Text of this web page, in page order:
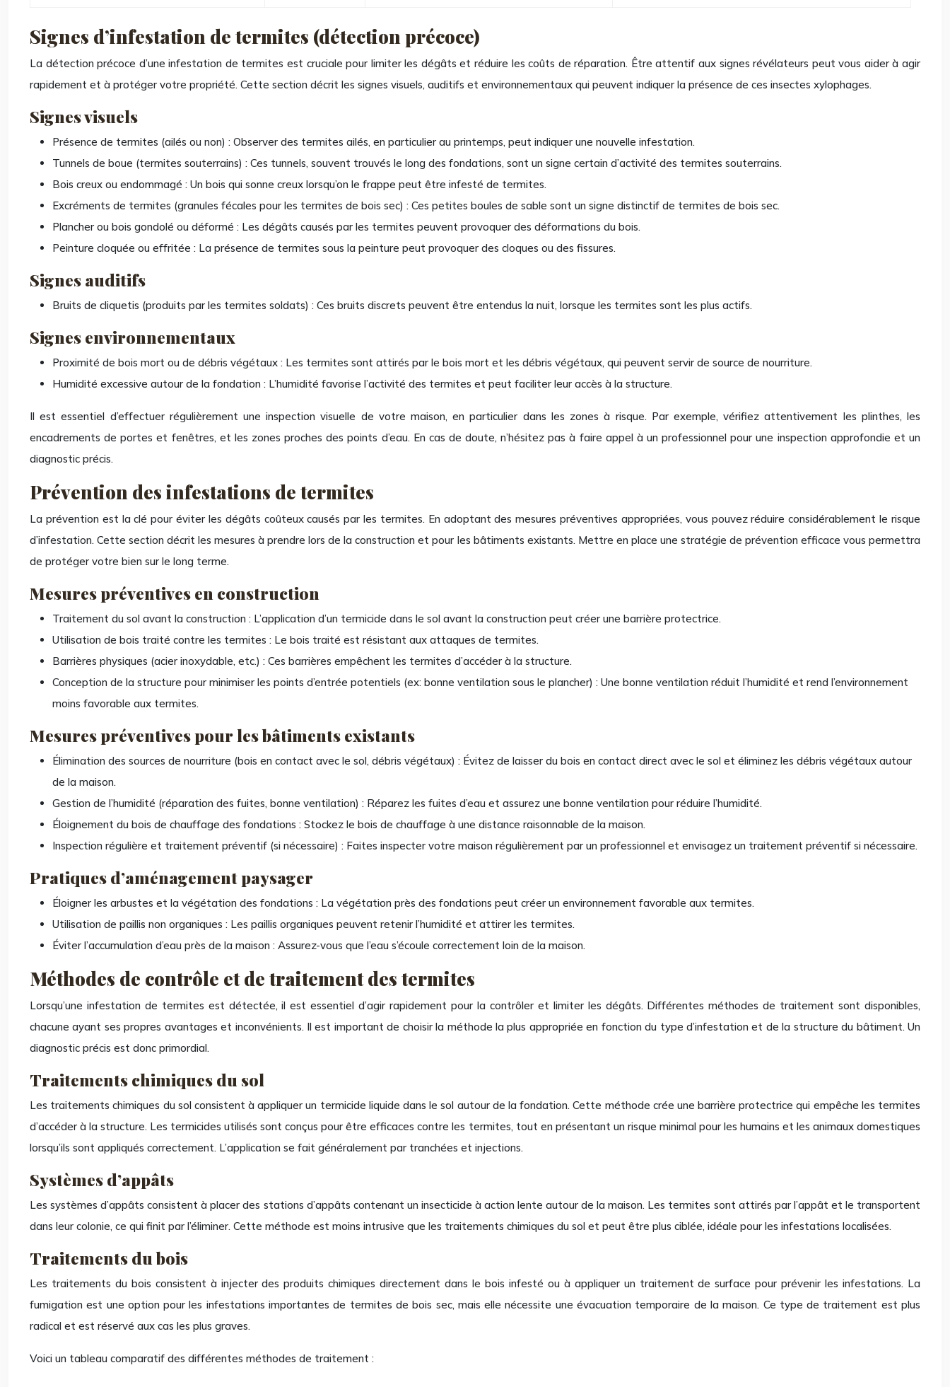
Signes d’infestation de termites (détection précoce)
La détection précoce d’une infestation de termites est cruciale pour limiter les dégâts et réduire les coûts de réparation. Être attentif aux signes révélateurs peut vous aider à agir
rapidement et à protéger votre propriété. Cette section décrit les signes visuels, auditifs et environnementaux qui peuvent indiquer la présence de ces insectes xylophages.
Signes visuels
Présence de termites (ailés ou non) : Observer des termites ailés, en particulier au printemps, peut indiquer une nouvelle infestation.
Tunnels de boue (termites souterrains) : Ces tunnels, souvent trouvés le long des fondations, sont un signe certain d’activité des termites souterrains.
Bois creux ou endommagé : Un bois qui sonne creux lorsqu’on le frappe peut être infesté de termites.
Excréments de termites (granules fécales pour les termites de bois sec) : Ces petites boules de sable sont un signe distinctif de termites de bois sec.
Plancher ou bois gondolé ou déformé : Les dégâts causés par les termites peuvent provoquer des déformations du bois.
Peinture cloquée ou effritée : La présence de termites sous la peinture peut provoquer des cloques ou des fissures.
Signes auditifs
Bruits de cliquetis (produits par les termites soldats) : Ces bruits discrets peuvent être entendus la nuit, lorsque les termites sont les plus actifs.
Signes environnementaux
Proximité de bois mort ou de débris végétaux : Les termites sont attirés par le bois mort et les débris végétaux, qui peuvent servir de source de nourriture.
Humidité excessive autour de la fondation : L’humidité favorise l’activité des termites et peut faciliter leur accès à la structure.
Il est essentiel d’effectuer régulièrement une inspection visuelle de votre maison, en particulier dans les zones à risque. Par exemple, vérifiez attentivement les plinthes, les
encadrements de portes et fenêtres, et les zones proches des points d’eau. En cas de doute, n’hésitez pas à faire appel à un professionnel pour une inspection approfondie et un
diagnostic précis.
Prévention des infestations de termites
La prévention est la clé pour éviter les dégâts coûteux causés par les termites. En adoptant des mesures préventives appropriées, vous pouvez réduire considérablement le risque
d’infestation. Cette section décrit les mesures à prendre lors de la construction et pour les bâtiments existants. Mettre en place une stratégie de prévention efficace vous permettra
de protéger votre bien sur le long terme.
Mesures préventives en construction
Traitement du sol avant la construction : L’application d’un termicide dans le sol avant la construction peut créer une barrière protectrice.
Utilisation de bois traité contre les termites : Le bois traité est résistant aux attaques de termites.
Barrières physiques (acier inoxydable, etc.) : Ces barrières empêchent les termites d’accéder à la structure.
Conception de la structure pour minimiser les points d’entrée potentiels (ex: bonne ventilation sous le plancher) : Une bonne ventilation réduit l’humidité et rend l’environnement
moins favorable aux termites.
Mesures préventives pour les bâtiments existants
Élimination des sources de nourriture (bois en contact avec le sol, débris végétaux) : Évitez de laisser du bois en contact direct avec le sol et éliminez les débris végétaux autour
de la maison.
Gestion de l’humidité (réparation des fuites, bonne ventilation) : Réparez les fuites d’eau et assurez une bonne ventilation pour réduire l’humidité.
Éloignement du bois de chauffage des fondations : Stockez le bois de chauffage à une distance raisonnable de la maison.
Inspection régulière et traitement préventif (si nécessaire) : Faites inspecter votre maison régulièrement par un professionnel et envisagez un traitement préventif si nécessaire.
Pratiques d’aménagement paysager
Éloigner les arbustes et la végétation des fondations : La végétation près des fondations peut créer un environnement favorable aux termites.
Utilisation de paillis non organiques : Les paillis organiques peuvent retenir l’humidité et attirer les termites.
Éviter l’accumulation d’eau près de la maison : Assurez-vous que l’eau s’écoule correctement loin de la maison.
Méthodes de contrôle et de traitement des termites
Lorsqu’une infestation de termites est détectée, il est essentiel d’agir rapidement pour la contrôler et limiter les dégâts. Différentes méthodes de traitement sont disponibles,
chacune ayant ses propres avantages et inconvénients. Il est important de choisir la méthode la plus appropriée en fonction du type d’infestation et de la structure du bâtiment. Un
diagnostic précis est donc primordial.
Traitements chimiques du sol
Les traitements chimiques du sol consistent à appliquer un termicide liquide dans le sol autour de la fondation. Cette méthode crée une barrière protectrice qui empêche les termites
d’accéder à la structure. Les termicides utilisés sont conçus pour être efficaces contre les termites, tout en présentant un risque minimal pour les humains et les animaux domestiques
lorsqu’ils sont appliqués correctement. L’application se fait généralement par tranchées et injections.
Systèmes d’appâts
Les systèmes d’appâts consistent à placer des stations d’appâts contenant un insecticide à action lente autour de la maison. Les termites sont attirés par l’appât et le transportent
dans leur colonie, ce qui finit par l’éliminer. Cette méthode est moins intrusive que les traitements chimiques du sol et peut être plus ciblée, idéale pour les infestations localisées.
Traitements du bois
Les traitements du bois consistent à injecter des produits chimiques directement dans le bois infesté ou à appliquer un traitement de surface pour prévenir les infestations. La
fumigation est une option pour les infestations importantes de termites de bois sec, mais elle nécessite une évacuation temporaire de la maison. Ce type de traitement est plus
radical et est réservé aux cas les plus graves.
Voici un tableau comparatif des différentes méthodes de traitement :